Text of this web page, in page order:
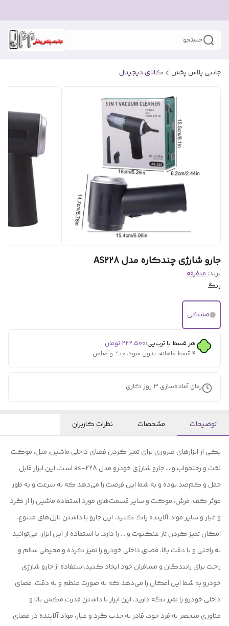
جستجو
جانبی پلاس پخش کالای دیجیتال
جارو شارژی چندکاره مدل AS228
برند:متفرقه
رنگ
مشکی
هر قسط با ترب‌پی:۲۲۲٬۵۰۰ تومان
۴ قسط ماهانه. بدون سود، چک و ضامن.
زمان آماده‌سازی 3 روز کاری
توضیحات مشخصات نظرات کاربران
یکی از ابزارهای ضروری برای تمیز کردن فضای داخلی ماشین، مبل، موکت،
تخت و رختخواب و … جارو شارژی خودرو مدل as-228 است. این ابزار قابل
حمل و کم‌صد بوده و به شما این فرصت را می‌دهد که به سرعت و به طور
موثر کف، فرش، موکت و سایر قسمت‌های مورد استفاده ماشین را از گرد
و غبار و سایر مواد آلاینده پاک کنید. این جارو با داشتن نازل‌های متنوع،
امکان تمیز کردن تار عنکبوت و ... را دارد. با استفاده از این ابزار، می‌توانید
به راحتی و با دقت بالا، فضای داخلی خودرو را تمیز کرده و محیطی سالم و
راحت برای رانندگان و مسافران خود ایجاد کنید.استفاده از جارو شارژی
خودرو به شما این امکان را می‌دهد که به صورت منظم و به دقت، فضای
داخلی خودرو را تمیز نگه دارید. این ابزار با داشتن قدرت مکش بالا و
فناوری منحصر به فرد خود، قادر به جذب گرد و غبار، مواد آلاینده در فضای